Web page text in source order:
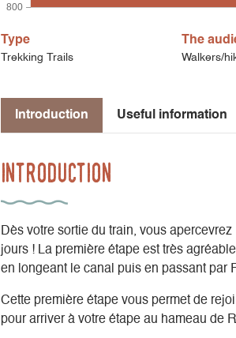
800
Type
Trekking Trails
The
Walkers/
Introduction Useful information
Introduction
Dès votre sortie du train, vous
jours ! La première étape est très
en longeant le canal puis en passant par
Cette première étape vous permet de
pour arriver à votre étape au hameau de